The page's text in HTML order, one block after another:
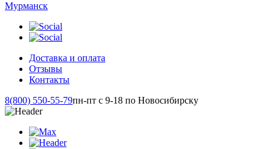
Мурманск
Доставка и оплата
Отзывы
Контакты
8(800) 550-55-79пн-пт с 9-18 по Новосибирску